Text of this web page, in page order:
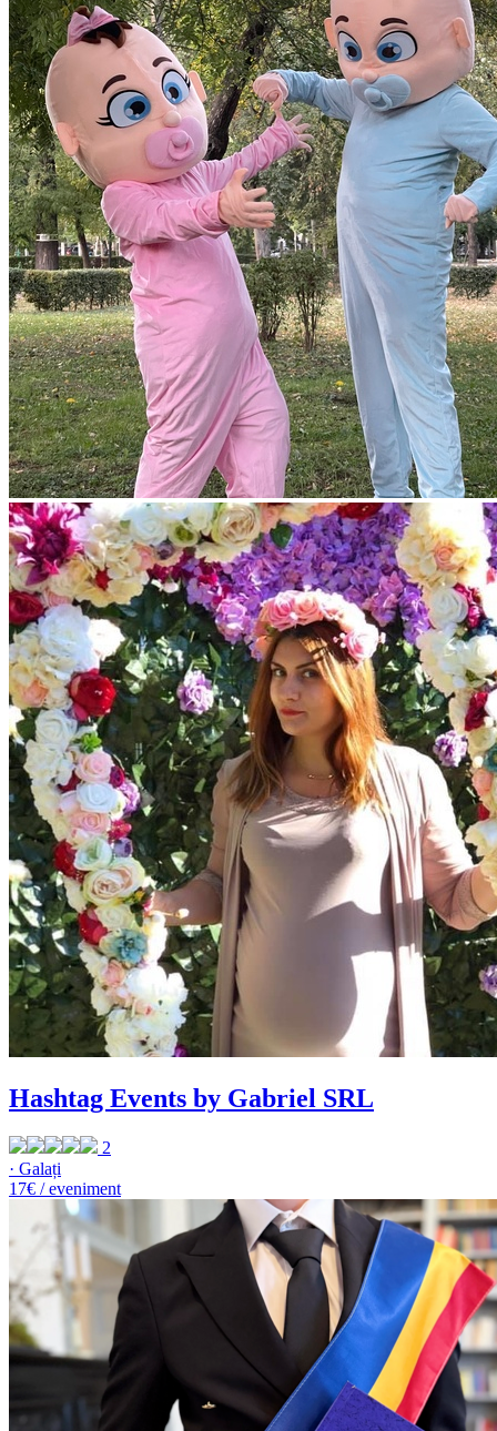
Hashtag Events by Gabriel SRL
2
· Galați
17€ / eveniment